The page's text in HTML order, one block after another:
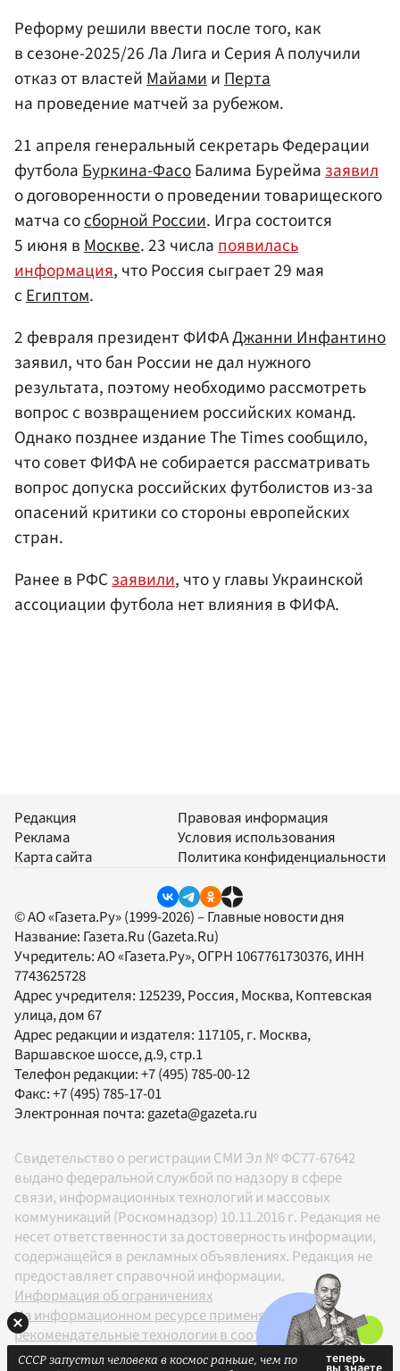
Реформу решили ввести после того, как
в сезоне-2025/26 Ла Лига и Серия А получили
отказ от властей Майами и Перта
на проведение матчей за рубежом.
21 апреля генеральный секретарь Федерации
футболаБуркина-ФасоБалима Буреймазаявил
о договоренности о проведении товарищеского
матча сосборной России. Игра состоится
5 июня вМоскве. 23 числапоявилась
информация, что Россия сыграет 29 мая
сЕгиптом.
2 февраля президент ФИФАДжанни Инфантино
заявил, что бан России не дал нужного
результата, поэтому необходимо рассмотреть
вопрос с возвращением российских команд.
Однако позднее издание The Times сообщило,
что совет ФИФА не собирается рассматривать
вопрос допуска российских футболистов из-за
опасений критики со стороны европейских
стран.
Ранее в РФСзаявили, что у главы Украинской
ассоциации футбола нет влияния в ФИФА.
Редакция
Реклама
Карта сайта
Правовая информация
Условия использования
Политика конфиденциальности
© АО «Газета.Ру» (1999-2026) – Главные новости дня
Название: Газета.Ru (Gazeta.Ru)
Учредитель:АО «Газета.Ру», ОГРН 1067761730376, ИНН
7743625728
Адрес учредителя: 125239, Россия, Москва, Коптевская
улица, дом 67
Адрес редакции и издателя: 117105, г. Москва,
Варшавское шоссе, д.9, стр.1
Телефон редакции:+7 (495) 785-00-12
Факс:+7 (495) 785-17-01
Электронная почта: gazeta@gazeta.ru
Свидетельство о регистрации СМИ Эл № ФС77-67642
выдано федеральной службой по надзору в сфере
связи, информационных технологий и массовых
коммуникаций (Роскомнадзор) 10.11.2016 г. Редакция не
несет ответственности за достоверность информации,
содержащейся в рекламных объявлениях. Редакция не
предоставляет справочной информации.
Информация об ограничениях
На информационном ресурсе применяются
рекомендательные технологии в соответствии с
Правилами
СССР запустил человека в космос раньше, чем по